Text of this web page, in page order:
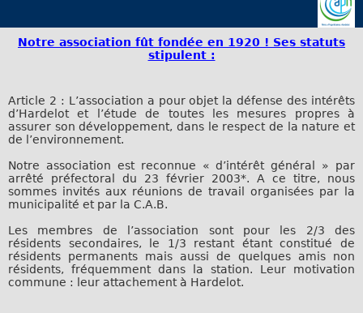
Notre association fût fondée en 1920 ! Ses statuts
stipulent :
Article 2 : L’association a pour objet la défense des intérêts
d’Hardelot et l’étude de toutes les mesures propres à
assurer son développement, dans le respect de la nature et
de l’environnement.
Notre association est reconnue « d’intérêt général » par
arrêté préfectoral du 23 février 2003*. A ce titre, nous
sommes invités aux réunions de travail organisées par la
municipalité et par la C.A.B.
Les membres de l’association sont pour les 2/3 des
résidents secondaires, le 1/3 restant étant constitué de
résidents permanents mais aussi de quelques amis non
résidents, fréquemment dans la station. Leur motivation
commune : leur attachement à Hardelot.